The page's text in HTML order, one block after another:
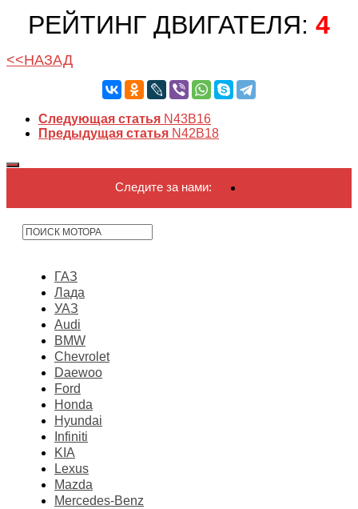
РЕЙТИНГ ДВИГАТЕЛЯ: 4
<<НАЗАД
Следующая статья N43B16
Предыдущая статья N42B18
Следите за нами:
ГАЗ
Лада
УАЗ
Audi
BMW
Chevrolet
Daewoo
Ford
Honda
Hyundai
Infiniti
KIA
Lexus
Mazda
Mercedes-Benz